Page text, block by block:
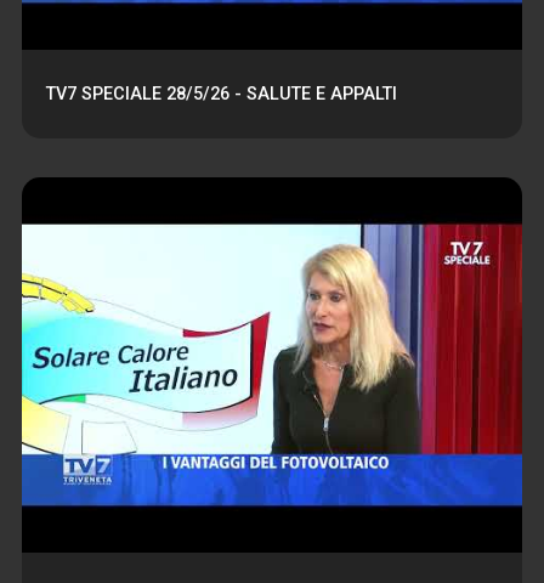
TV7 SPECIALE 28/5/26 - SALUTE E APPALTI